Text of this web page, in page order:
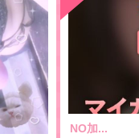
NO加...